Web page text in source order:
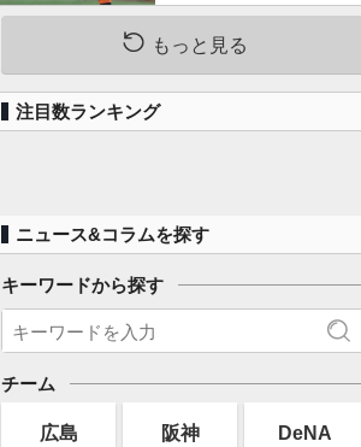
い刺激をもらいま
す」／マンガ
もっと見る
注目数ランキング
ニュース&コラムを探す
キーワードから探す
チーム
広島 阪神 DeNA